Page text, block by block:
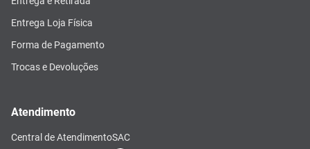
Entrega Loja Física
Forma de Pagamento
Trocas e Devoluções
Atendimento
Central de AtendimentoSAC